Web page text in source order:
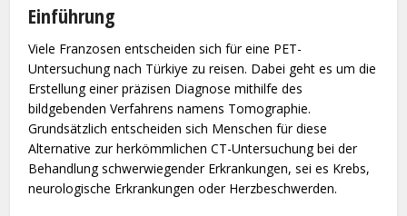
Einführung
Viele Franzosen entscheiden sich für eine PET-
Untersuchung nach Türkiye zu reisen. Dabei geht es um die
Erstellung einer präzisen Diagnose mithilfe des
bildgebenden Verfahrens namens Tomographie.
Grundsätzlich entscheiden sich Menschen für diese
Alternative zur herkömmlichen CT-Untersuchung bei der
Behandlung schwerwiegender Erkrankungen, sei es Krebs,
neurologische Erkrankungen oder Herzbeschwerden.